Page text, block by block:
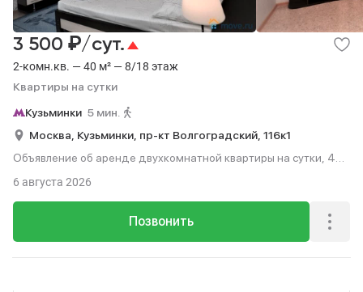
2-комн.кв. — 40 м² — 8/18 этаж
Квартиры на сутки
3 500 ₽/сут.
Кузьминки 5 мин.
Москва, Кузьминки, пр-кт Волгоградский, 116к1
Объявление об аренде двухкомнатной квартиры на сутки, 40
Позвонить
6 августа 2026